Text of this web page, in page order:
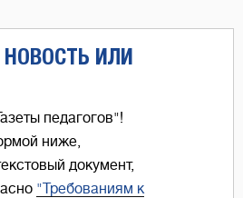
ИЛИ
педагогов"!
ниже,
документ,
"Требованиям к